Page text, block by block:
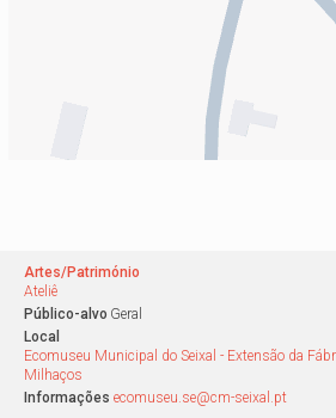
Artes/Património
Ateliê
Público-alvo Geral
Local
Ecomuseu Municipal do Seixal - Extensão da
Milhaços
Informações ecomuseu.se@cm-seixal.pt